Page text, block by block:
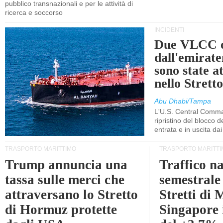
pubblico transnazionali e per le attività di
ricerca e soccorso
INCIDENTI
Due VLCC
sono state
nello
Abu Dhabi/Tampa
L'U.S. Central
ripristino del blocco
entrata e in uscita
TRASPORTO MARITTIMO
Trump annuncia una
tassa sulle merci che
attraversano lo Stretto
di Hormuz protette
TRASPORTO
Traffico
Stretti di